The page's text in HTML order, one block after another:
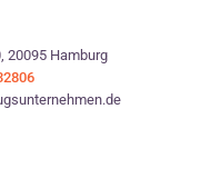
20095 Hamburg